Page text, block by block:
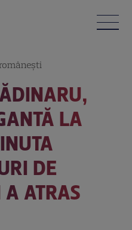
LA
DE
ATRAS